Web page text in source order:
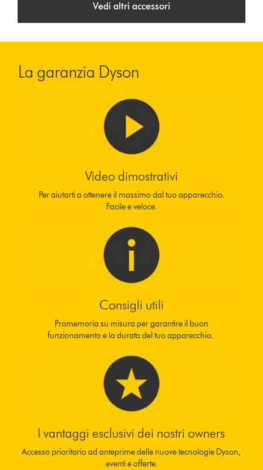
Vedi altri accessori
La garanzia Dyson
Video dimostrativi
Per aiutarti a ottenere il massimo dal tuo apparecchio.
Facile e veloce.
Consigli utili
Promemoria su misura per garantire il buon
funzionamento e la durata del tuo apparecchio.
I vantaggi esclusivi dei nostri owners
Accesso prioritario ad anteprime delle nuove tecnologie Dyson,
eventi e offerte.